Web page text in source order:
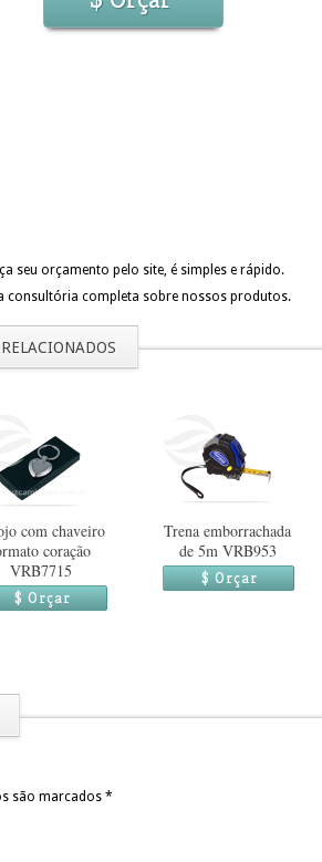
seu orçamento pelo site, é simples e rápido.
consultória completa sobre nossos produtos.
com chaveiro
coração
VRB7715
$ Orçar
Trena emborrachada
de 5m VRB953
$ Orçar
são marcados *